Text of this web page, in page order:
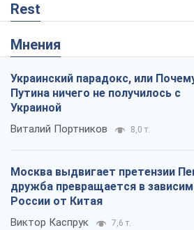
Rest
Мнения
Украинский парадокс, или
Путина ничего не получилось с
Украиной
Виталий Портников 8,0 т.
Москва выдвигает претензии
дружба превращается в
России от Китая
Виктор Каспрук 7,6 т.